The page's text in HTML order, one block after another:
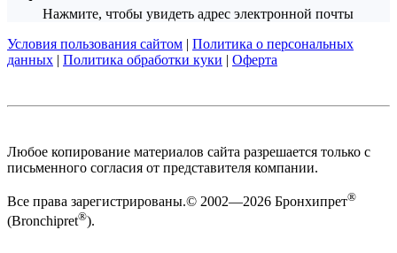
Нажмите, чтобы увидеть адрес электронной почты
Условия пользования сайтом | Политика о персональных
данных | Политика обработки куки | Оферта
Любое копирование материалов сайта разрешается только с
письменного согласия от представителя компании.
Все права зарегистрированы.© 2002—2026 Бронхипрет®
(Bronchipret®).